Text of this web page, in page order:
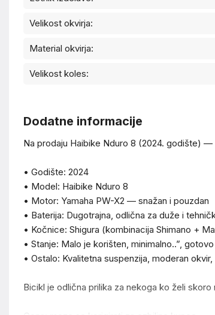
Velikost okvirja:
Material okvirja:
Velikost koles:
Dodatne informacije
Na prodaju Haibike Nduro 8 (2024. godište)
• Godište: 2024
• Model: Haibike Nduro 8
• Motor: Yamaha PW-X2 — snažan i pouzdan
• Baterija: Dugotrajna, odlična za duže i
• Kočnice: Shigura (kombinacija Shimano +
• Stanje: Malo je korišten, minimalno..”,
• Ostalo: Kvalitetna suspenzija, moderan
Bicikl je odlična prilika za nekoga ko želi